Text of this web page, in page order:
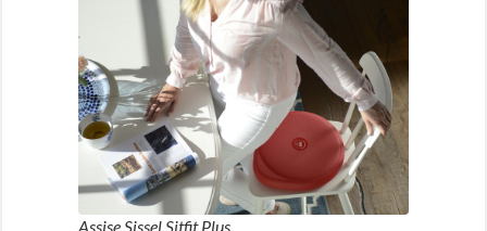
Assise Sissel Sitfit Plus